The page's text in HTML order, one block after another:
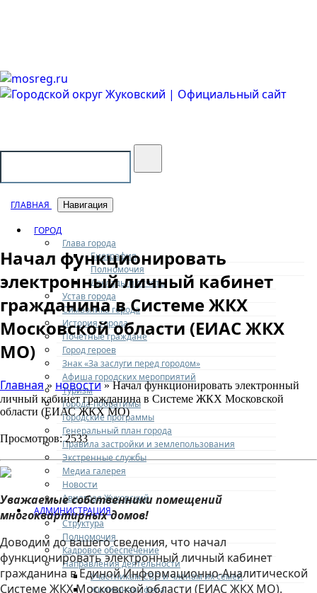
ГЛАВНАЯ Навигация
ГОРОД
Глава города
Биография
Полномочия
Доклады и отчеты
Устав города
Символика города
История города
Почетные граждане
Город героев
Знак «За заслуги перед городом»
Афиша городских мероприятий
Туризм
Города-побратимы
Городские программы
Генеральный план города
Правила застройки и землепользования
Экстренные службы
Медиа галерея
Новости
Авиаград Жуковский
АДМИНИСТРАЦИЯ
Структура
Полномочия
Кадровое обеспечение
Направления деятельности
Участникам СВО и членам их семей
Жилищная сфера
Начал функционировать
электронный личный кабинет
гражданина в Системе ЖКХ
Московской области (ЕИАС ЖКХ
МО)
Главная » новости» Начал функционировать электронный
личный кабинет гражданина в Системе ЖКХ Московской
области (ЕИАС ЖКХ МО)
Просмотров: 2533
Уважаемые собственники помещений
многоквартирных домов!
Доводим до вашего сведения, что начал
функционировать электронный личный кабинет
гражданина в Единой Информационно-Аналитической
Системе ЖКХ Московской области (ЕИАС ЖКХ МО).